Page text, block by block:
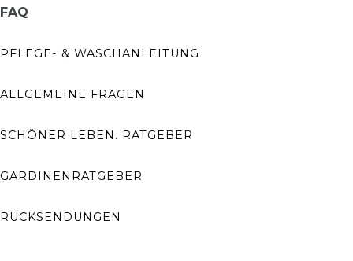
FAQ
PFLEGE- & WASCHANLEITUNG
ALLGEMEINE FRAGEN
SCHÖNER LEBEN. RATGEBER
GARDINENRATGEBER
RÜCKSENDUNGEN